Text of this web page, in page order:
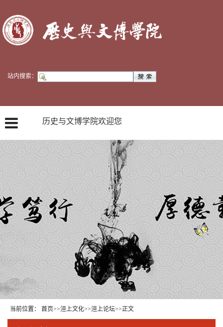
站内搜索：
历史与文博学院欢迎您
当前位置： 首页>>洹上文化>>洹上论坛>>正文